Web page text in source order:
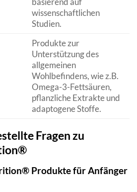
wissenschaftlichen
Studien.
Produkte zur
Unterstützung des
allgemeinen
Wohlbefindens, wie z.B.
Omega-3-Fettsäuren,
pflanzliche Extrakte und
adaptogene Stoffe.
Fragen zu
Produkte für Anfänger